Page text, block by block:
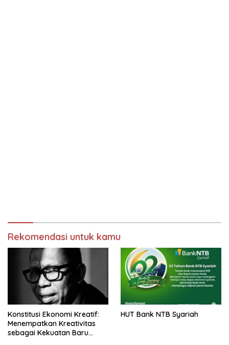
Rekomendasi untuk kamu
Konstitusi Ekonomi Kreatif:
Menempatkan Kreativitas
sebagai Kekuatan Baru
HUT Bank NTB Syariah